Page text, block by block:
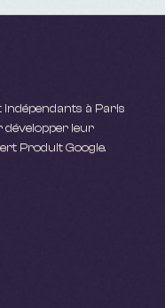
indépendants à Paris
développer leur
Produit Google.